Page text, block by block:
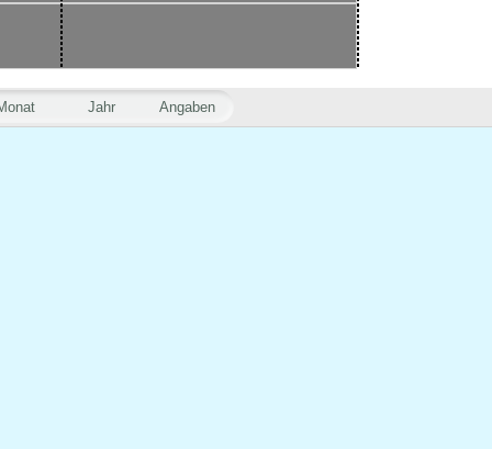
Jahr Angaben